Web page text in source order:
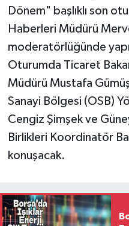
Dönem" başlıklı son
Haberleri Müdürü
moderatörlüğünde
Oturumda Ticaret
Müdürü Mustafa
Sanayi Bölgesi (OSB)
Cengiz Şimşek ve
Birlikleri Koordinatör
konuşacak.